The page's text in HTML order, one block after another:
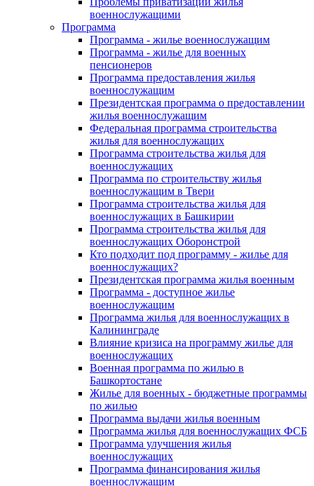
военнослужащими
Программа
Программа - жилье военнослужащим
Программа - жилье для военных
пенсионеров
Программа предоставления жилья
военнослужащим
Президентская программа о предоставлении
жилья военнослужащим
Федеральная программа строительства
жилья для военнослужащих
Программа строительства жилья для
военнослужащих
Программа по строительству жилья
военнослужащим в Твери
Программа строительства жилья для
военнослужащих в Башкирии
Программа строительства жилья для
военнослужащих Оборонстрой
Кто подходит под программу - жилье для
военнослужащих?
Президентская программа жилья военным
Программа - доступное жилье
военнослужащим
Программа жилья для военнослужащих в
Калининграде
Влияние кризиса на программу жилье для
военнослужащих
Военная программа по жилью в
Башкортостане
Жилье для военных - бюджетные программы
по жилью
Программа выдачи жилья военным
Программа жилья для военнослужащих ФСБ
Программа улучшения жилья
военнослужащих
Программа финансирования жилья
военнослужащим